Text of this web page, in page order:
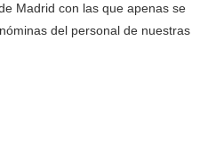
Madrid con las que apenas se
del personal de nuestras